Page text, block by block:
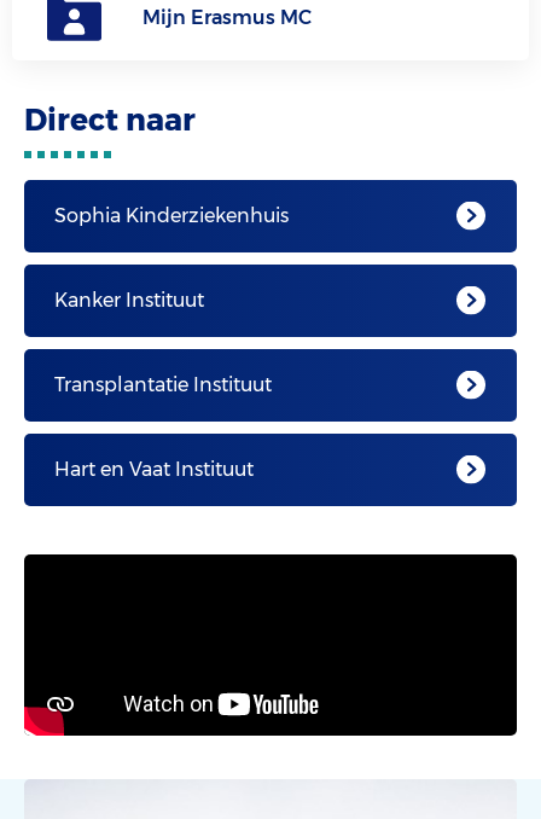
Mijn Erasmus MC
Direct naar
Sophia Kinderziekenhuis
Kanker Instituut
Transplantatie Instituut
Hart en Vaat Instituut